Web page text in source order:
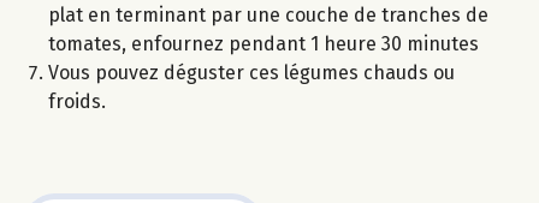
plat en terminant par une couche de tranches de
tomates, enfournez pendant 1 heure 30 minutes
Vous pouvez déguster ces légumes chauds ou
froids.